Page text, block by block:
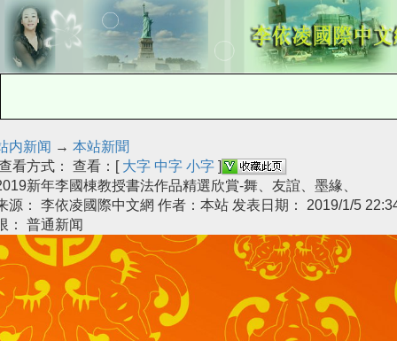
内新闻 → 本站新聞
看方式： 查看：[ 大字 中字 小字 ]
新年李國棟教授書法作品精選欣賞-舞、友誼、墨緣、
源： 李依凌國際中文網 作者：本站 发表日期： 2019/1/5
： 普通新闻